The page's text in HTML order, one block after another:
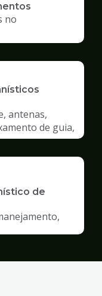
no
antenas,
de guia,
de